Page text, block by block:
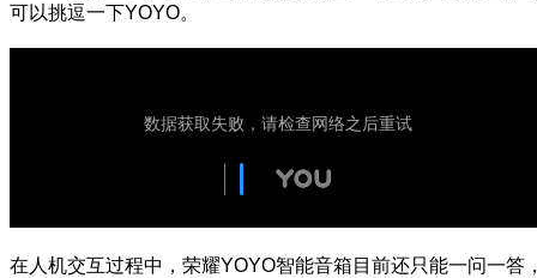
可以挑逗一下YOYO。
在人机交互过程中，荣耀YOYO智能音箱目前还只能一问一答